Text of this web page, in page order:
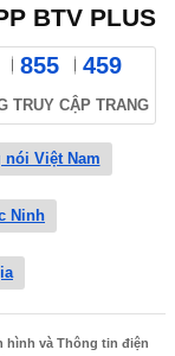
BTV PLUS
855 459
TRUY CẬP TRANG
nói Việt Nam
Ninh
hình và Thông tin điện